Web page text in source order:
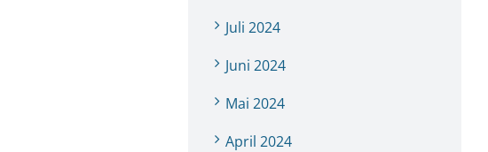
Juli 2024
Juni 2024
Mai 2024
April 2024